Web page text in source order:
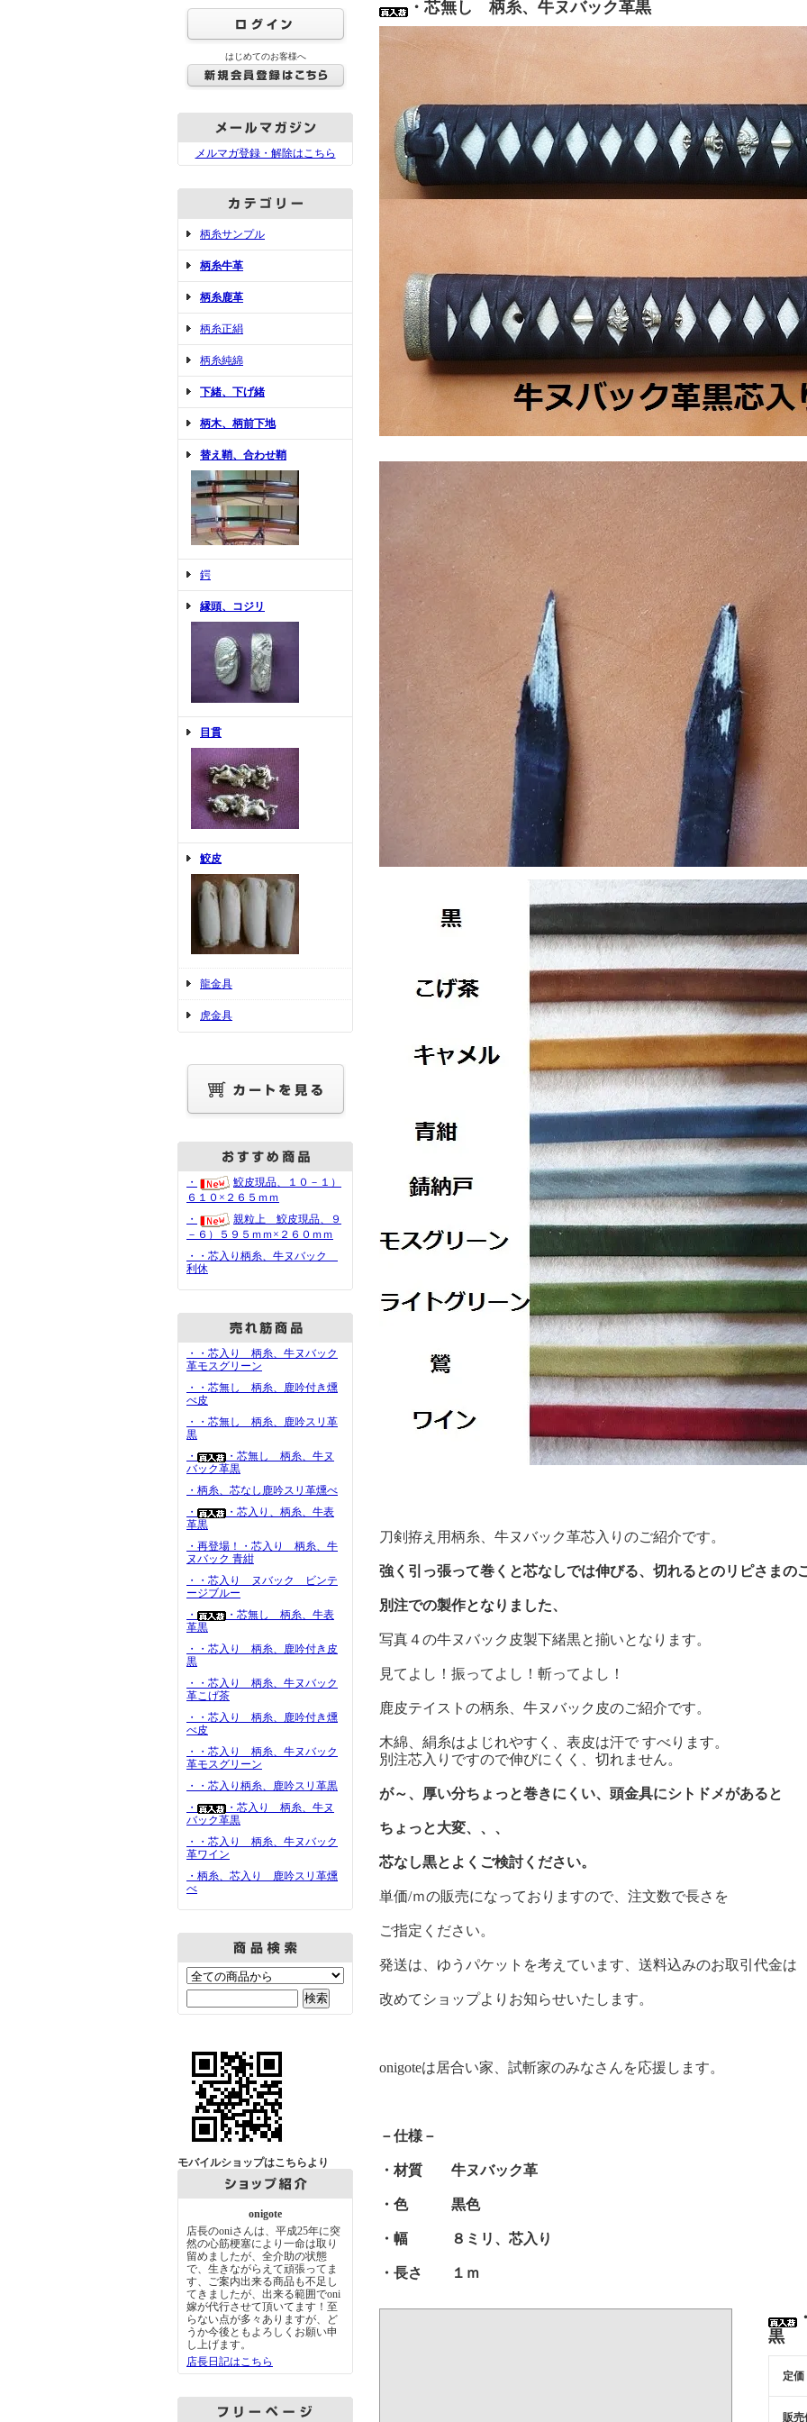
はじめてのお客様へ
メルマガ登録・解除はこちら
柄糸サンプル
柄糸牛革
柄糸鹿革
柄糸正絹
柄糸純綿
下緒、下げ緒
柄木、柄前下地
替え鞘、合わせ鞘
鍔
縁頭、コジリ
目貫
鮫皮
龍金具
虎金具
・
鮫皮現品、１０－１）
６１０×２６５ｍｍ
・
親粒上 鮫皮現品、９
－６）５９５ｍｍ×２６０ｍｍ
・・芯入り柄糸、牛ヌバック
利休
・・芯入り 柄糸、牛ヌバック
革モスグリーン
・・芯無し 柄糸、鹿吟付き燻
べ皮
・・芯無し 柄糸、鹿吟スリ革
黒
・
・芯無し 柄糸、牛ヌ
バック革黒
・柄糸、芯なし鹿吟スリ革燻べ
・
・芯入り、柄糸、牛表
革黒
・再登場！・芯入り 柄糸、牛
ヌバック 青紺
・・芯入り ヌバック ビンテ
ージブルー
・
・芯無し 柄糸、牛表
革黒
・・芯入り 柄糸、鹿吟付き皮
黒
・・芯入り 柄糸、牛ヌバック
革こげ茶
・・芯入り 柄糸、鹿吟付き燻
べ皮
・・芯入り 柄糸、牛ヌバック
革モスグリーン
・・芯入り柄糸、鹿吟スリ革黒
・
・芯入り 柄糸、牛ヌ
バック革黒
・・芯入り 柄糸、牛ヌバック
革ワイン
・柄糸、芯入り 鹿吟スリ革燻
べ
モバイルショップはこちらより
onigote
店長のoniさんは、平成25年に突
然の心筋梗塞により一命は取り
留めましたが、全介助の状態
で、生きながらえて頑張ってま
す、ご案内出来る商品も不足し
てきましたが、出来る範囲でoni
嫁が代行させて頂いてます！至
らない点が多々ありますが、ど
うか今後ともよろしくお願い申
し上げます。
店長日記はこちら
・芯無し 柄糸、牛ヌバック革黒
刀剣拵え用柄糸、牛ヌバック革芯入りのご紹介です。
強く引っ張って巻くと芯なしでは伸びる、切れるとのリピさまの
別注での製作となりました、
写真４の牛ヌバック皮製下緒黒と揃いとなります。
見てよし！振ってよし！斬ってよし！
鹿皮テイストの柄糸、牛ヌバック皮のご紹介です。
木綿、絹糸はよじれやすく、表皮は汗で すべります。
別注芯入りですので伸びにくく、切れません。
が～、厚い分ちょっと巻きにくい、頭金具にシトドメがあると
ちょっと大変、、、
芯なし黒とよくご検討ください。
単価/ｍの販売になっておりますので、注文数で長さを
ご指定ください。
発送は、ゆうパケットを考えています、送料込みのお取引代金は
改めてショップよりお知らせいたします。
onigoteは居合い家、試斬家のみなさんを応援します。
－仕様－
・材質 牛ヌバック革
・色 黒色
・幅 ８ミリ、芯入り
・長さ １ｍ
黒
定価
販売